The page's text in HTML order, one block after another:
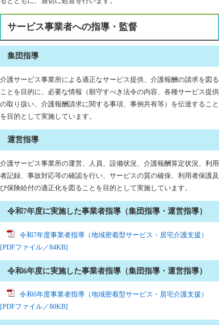
サービス事業者への指導・監督
集団指導
介護サービス事業所による適正なサービス提供、介護報酬の請求を図る
ことを目的に、必要な情報（順守すべき法令の内容、各種サービス提供
の取り扱い、介護報酬請求に関する事項、事例共有等）を伝達すること
を目的として実施しています。
運営指導
介護サービス事業所の運営、人員、設備状況、介護報酬算定状況、利用
者記録、事故対応等の確認を行い、サービスの質の確保、利用者保護及
び保険給付の適正化を図ることを目的として実施しています。
令和7年度に実施した事業者指導（集団指導・運営指導）
令和7年度事業者指導（地域密着型サービス・居宅介護支援）
[PDFファイル／84KB]
令和6年度に実施した事業者指導（集団指導・運営指導）
令和6年度事業者指導（地域密着型サービス・居宅介護支援）
[PDFファイル／80KB]